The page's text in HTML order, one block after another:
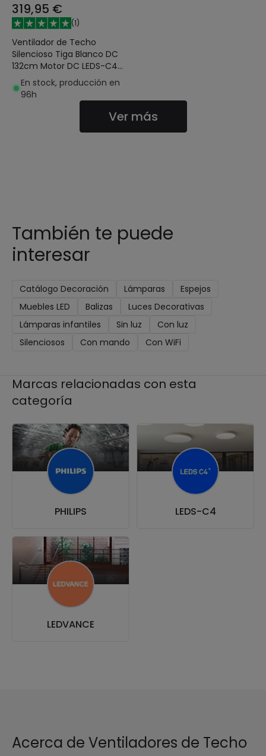
319,95 €
(1)
Ventilador de Techo
Silencioso Tiga Blanco DC
132cm Motor DC LEDS-C4
30-3249-CF-M1
En stock, producción en
96h
Ver más
También te puede
interesar
Catálogo Decoración Lámparas
Espejos
Muebles LED
Balizas
Luces Decorativas
Lámparas infantiles
Sin luz
Con luz
Silenciosos
Con mando Con WiFi
Marcas relacionadas con esta
categoría
PHILIPS LEDS-C4
LEDVANCE
Acerca de Ventiladores de Techo